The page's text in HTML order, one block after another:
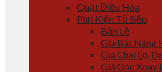
Quạt Điều Hòa
Phụ Kiện Tủ Bếp
Bản Lề
Giá Bát Nâng
Giá Chai Lọ,
Giá Góc Xoay